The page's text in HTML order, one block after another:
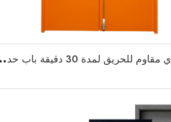
اب حديدي مقاوم للحريق